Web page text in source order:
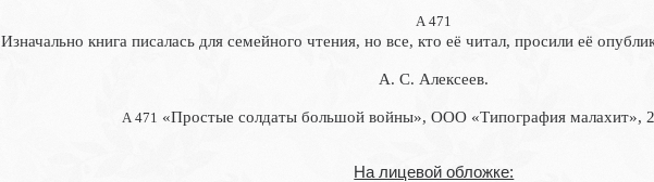
А 471
Изначально книга писалась для семейного чтения, но все, кто её читал, просили её
А. С. Алексеев.
А 471 «Простые солдаты большой войны», ООО «Типография малахит»,
На лицевой обложке: